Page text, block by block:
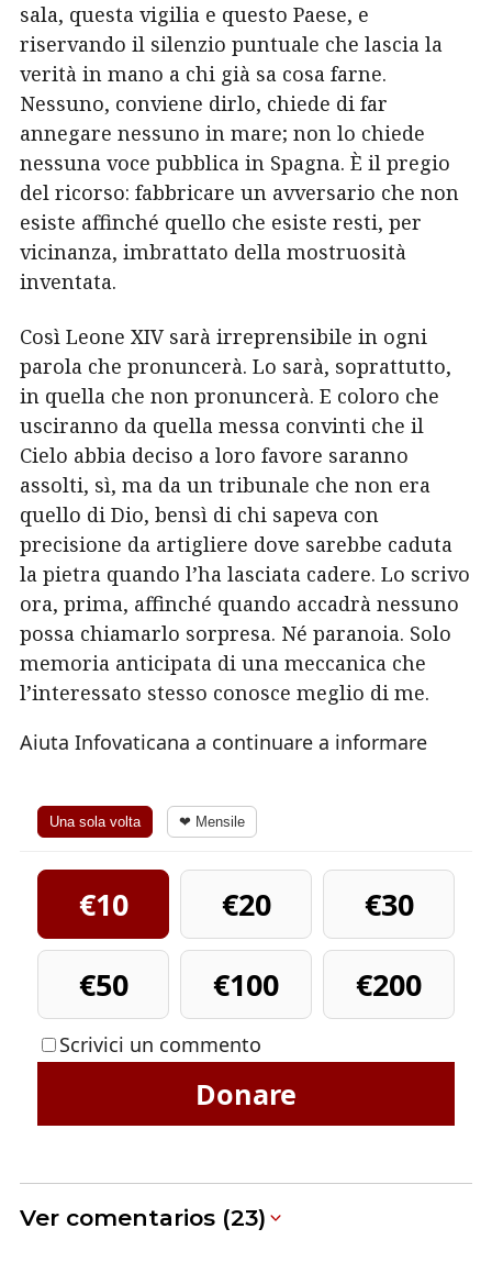
sala, questa vigilia e questo Paese, e
riservando il silenzio puntuale che lascia la
verità in mano a chi già sa cosa farne.
Nessuno, conviene dirlo, chiede di far
annegare nessuno in mare; non lo chiede
nessuna voce pubblica in Spagna. È il pregio
del ricorso: fabbricare un avversario che non
esiste affinché quello che esiste resti, per
vicinanza, imbrattato della mostruosità
inventata.
Così Leone XIV sarà irreprensibile in ogni
parola che pronuncerà. Lo sarà, soprattutto,
in quella che non pronuncerà. E coloro che
usciranno da quella messa convinti che il
Cielo abbia deciso a loro favore saranno
assolti, sì, ma da un tribunale che non era
quello di Dio, bensì di chi sapeva con
precisione da artigliere dove sarebbe caduta
la pietra quando l’ha lasciata cadere. Lo scrivo
ora, prima, affinché quando accadrà nessuno
possa chiamarlo sorpresa. Né paranoia. Solo
memoria anticipata di una meccanica che
l’interessato stesso conosce meglio di me.
Aiuta Infovaticana a continuare a informare
Una sola volta ❤ Mensile
€10 €20
€30
€50
€100 €200
Scrivici un commento
Donare
Ver comentarios (23)